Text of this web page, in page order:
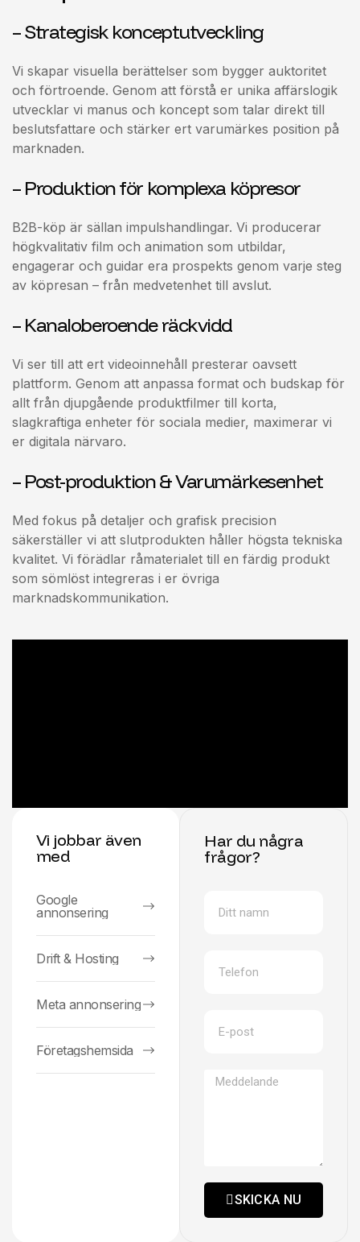
– Strategisk konceptutveckling
Vi skapar visuella berättelser som bygger auktoritet
och förtroende. Genom att förstå er unika affärslogik
utvecklar vi manus och koncept som talar direkt till
beslutsfattare och stärker ert varumärkes position på
marknaden.
– Produktion för komplexa köpresor
B2B-köp är sällan impulshandlingar. Vi producerar
högkvalitativ film och animation som utbildar,
engagerar och guidar era prospekts genom varje steg
av köpresan – från medvetenhet till avslut.
– Kanaloberoende räckvidd
Vi ser till att ert videoinnehåll presterar oavsett
plattform. Genom att anpassa format och budskap för
allt från djupgående produktfilmer till korta,
slagkraftiga enheter för sociala medier, maximerar vi
er digitala närvaro.
– Post-produktion & Varumärkesenhet
Med fokus på detaljer och grafisk precision
säkerställer vi att slutprodukten håller högsta tekniska
kvalitet. Vi förädlar råmaterialet till en färdig produkt
som sömlöst integreras i er övriga
marknadskommunikation.
Vi jobbar även
med
Google
annonsering
Drift & Hosting
Meta annonsering
Företagshemsida
Har du några
frågor?
SKICKA NU